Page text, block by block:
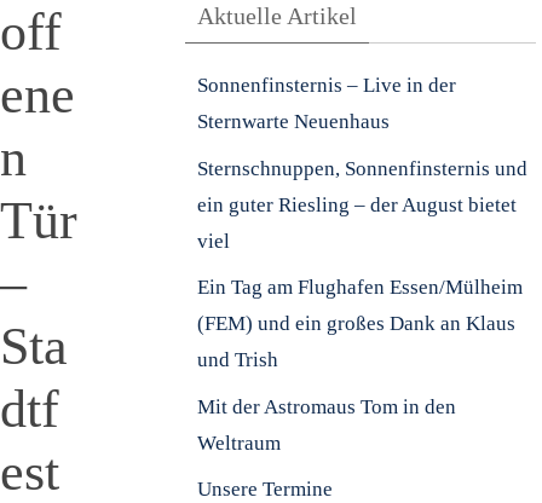
off
ene
n
Tür
–
Sta
dtf
est
Aktuelle Artikel
Sonnenfinsternis – Live in der
Sternwarte Neuenhaus
Sternschnuppen, Sonnenfinsternis und
ein guter Riesling – der August bietet
viel
Ein Tag am Flughafen Essen/Mülheim
(FEM) und ein großes Dank an Klaus
und Trish
Mit der Astromaus Tom in den
Weltraum
Unsere Termine